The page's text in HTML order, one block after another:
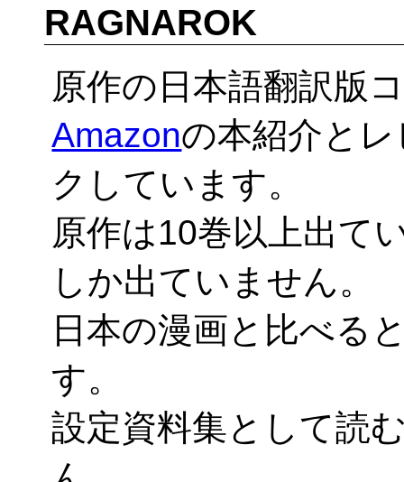
RAGNAROK
原作の日本語翻訳版
Amazonの本紹介と
クしています。
原作は10巻以上出て
しか出ていません。
日本の漫画と比べる
す。
設定資料集として読